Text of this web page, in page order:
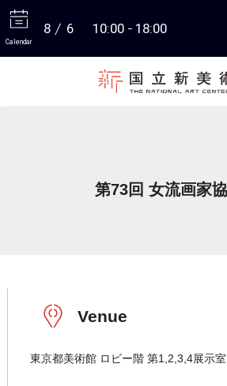
Calendar
8 6 10:00 18:00
第73回 女流画家
Venue
東京都美術館 ロビー階 第1,2,3,4展示